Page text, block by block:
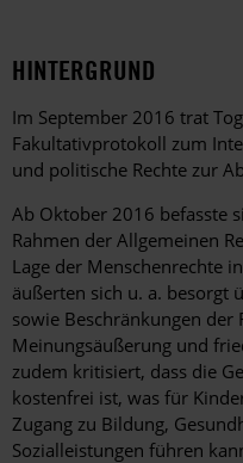
HINTERGRUND
Im September 2016 trat
Fakultativprotokoll zum
und politische Rechte zur
Ab Oktober 2016 befasste
Rahmen der Allgemeinen
Lage der Menschenrechte
äußerten sich u. a. besorgt
sowie Beschränkungen der
Meinungsäußerung und
zudem kritisiert, dass die
kostenfrei ist, was für
Zugang zu Bildung,
Sozialleistungen führen